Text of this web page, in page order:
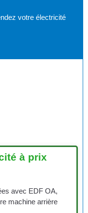
à prix
avec EDF OA,
machine arrière
votre électricité